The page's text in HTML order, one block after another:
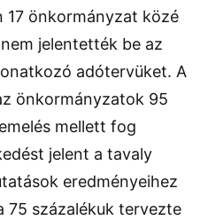
17 önkormányzat közé
jelentették be az
adótervüket. A
önkormányzatok 95
mellett fog
jelent a tavaly
eredményeihez
75 százalékuk tervezte